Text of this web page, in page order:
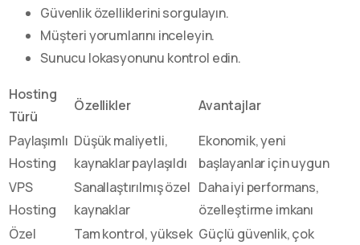
Güvenlik özelliklerini sorgulayın.
Müşteri yorumlarını inceleyin.
Sunucu lokasyonunu kontrol edin.
Hosting
Türü
Özellikler
Avantajlar
Paylaşımlı
Hosting
Düşük maliyetli,
kaynaklar paylaşıldı
Ekonomik, yeni
başlayanlar için uygun
VPS
Hosting
Sanallaştırılmış özel
kaynaklar
Daha iyi performans,
özelleştirme imkanı
Özel
Tam kontrol, yüksek Güçlü güvenlik, çok